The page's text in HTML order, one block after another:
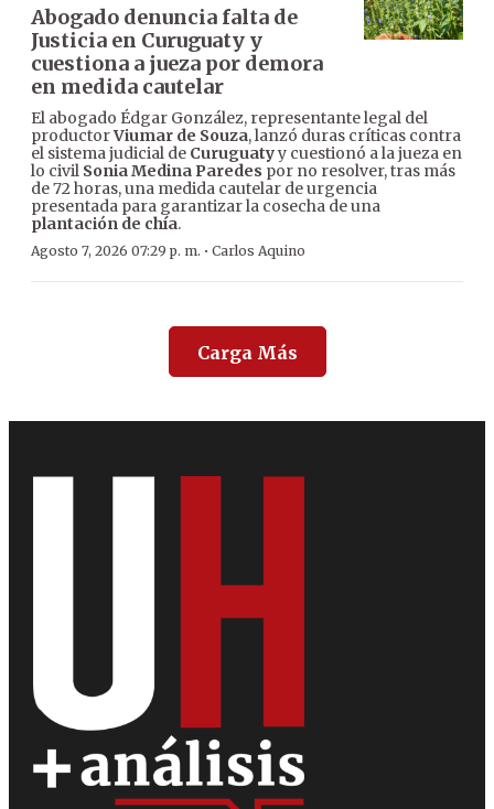
Abogado denuncia falta de
Justicia en Curuguaty y
cuestiona a jueza por demora
en medida cautelar
El abogado Édgar González, representante legal del
productorViumar de Souza, lanzó duras críticas contra
el sistema judicial de Curuguatyy cuestionó a la jueza en
lo civil Sonia Medina Paredes por no resolver, tras más
de 72 horas, una medida cautelar de urgencia
presentada para garantizar la cosecha de una
plantación de chía.
Agosto 7, 2026 07:29 p. m. · Carlos Aquino
Carga Más